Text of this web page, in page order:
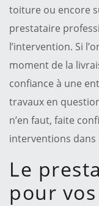
toiture ou encore
prestataire
l’intervention. Si
moment de la
confiance à une
travaux en
n’en faut, faite
interventions dans
Le
pour